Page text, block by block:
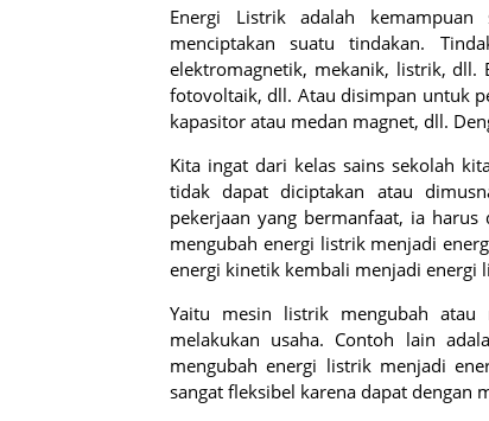
Energi Listrik adalah
menciptakan suatu tindakan.
elektromagnetik, mekanik, listrik, dll.
fotovoltaik, dll. Atau disimpan untuk
kapasitor atau medan magnet, dll.
Kita ingat dari kelas sains sekolah
tidak dapat diciptakan atau
pekerjaan yang bermanfaat, ia
mengubah energi listrik menjadi
energi kinetik kembali menjadi energi
Yaitu mesin listrik mengubah
melakukan usaha. Contoh lain
mengubah energi listrik menjadi
sangat fleksibel karena dapat dengan